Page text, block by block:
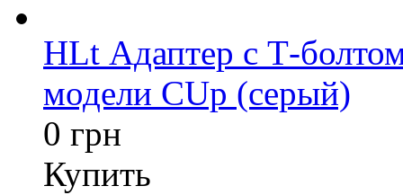
HLt Адаптер c Т-
модели CUp (серый)
0 грн
Купить